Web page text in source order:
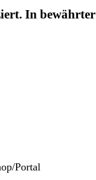
In bewährter
Portal